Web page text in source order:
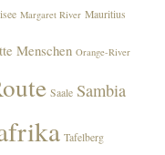
Margaret River Mauritius
Menschen Orange-River
Saale Sambia
Tafelberg